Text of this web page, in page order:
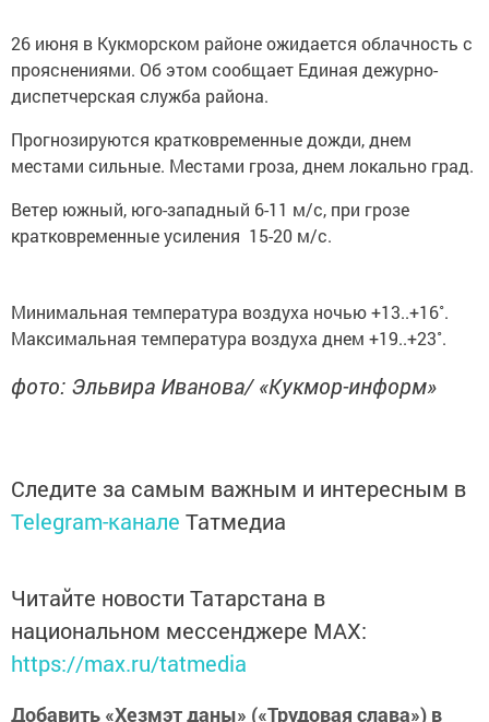
26 июня в Кукморском районе ожидается облачность с
прояснениями. Об этом сообщает Единая дежурно-
диспетчерская служба района.
Прогнозируются кратковременные дожди, днем
местами сильные. Местами гроза, днем локально град.
Ветер южный, юго-западный 6-11 м/с, при грозе
кратковременные усиления 15-20 м/с.
Минимальная температура воздуха ночью +13..+16˚.
Максимальная температура воздуха днем +19..+23˚.
фото: Эльвира Иванова/ «Кукмор-информ»
Следите за самым важным и интересным в
Telegram-канале Татмедиа
Читайте новости Татарстана в
национальном мессенджере MАХ:
https://max.ru/tatmedia
Добавить «Хезмэт даны» («Трудовая слава») в